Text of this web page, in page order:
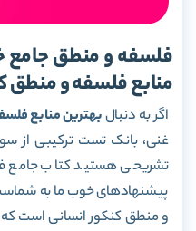
فلسفه و منطق جامع
منابع فلسفه و منطق
اگر به دنبالبهترین منابع
غنی، بانک تست ترکیبی از
تشریحی هستید کتاب جامع
پیشنهادهای خوب ما به
و منطق کنکور انسانی است